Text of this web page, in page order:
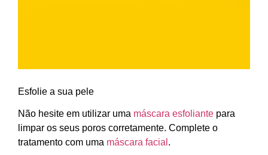
Esfolie a sua pele
Não hesite em utilizar uma máscara esfoliante para
limpar os seus poros corretamente. Complete o
tratamento com uma máscara facial .